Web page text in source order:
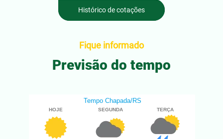
Histórico de cotações
Fique informado
Previsão do tempo